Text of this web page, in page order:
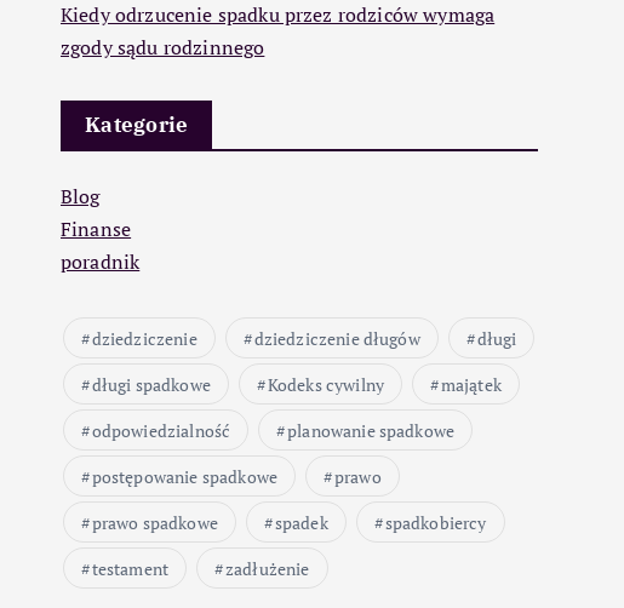
Kiedy odrzucenie spadku przez rodziców wymaga
zgody sądu rodzinnego
Kategorie
Blog
Finanse
poradnik
dziedziczenie dziedziczenie długów
długi
długi spadkowe
Kodeks cywilny
majątek
odpowiedzialność
planowanie spadkowe
postępowanie spadkowe
prawo
prawo spadkowe
spadek
spadkobiercy
testament
zadłużenie